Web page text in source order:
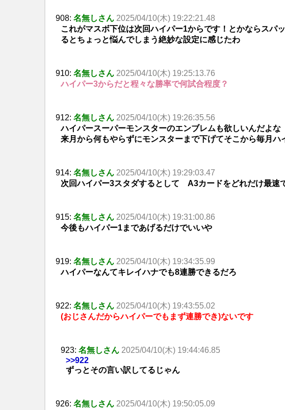
908: 名無しさん 2025/04/10(木) 19:22:21.48
これがマスボ下位は次回ハイパー1からです！とかならスパ
るとちょっと悩んでしまう絶妙な設定に感じたわ
910: 名無しさん 2025/04/10(木) 19:25:13.76
ハイパー3からだと程々な勝率で何試合程度？
912: 名無しさん 2025/04/10(木) 19:26:35.56
ハイパースーパーモンスターのエンブレムも欲しいんだよな
来月から何もやらずにモンスターまで下げてそこから毎月
914: 名無しさん 2025/04/10(木) 19:29:03.47
次回ハイパー3スタダするとして A3カードをどれだけ最速
915: 名無しさん 2025/04/10(木) 19:31:00.86
今後もハイパー1まであげるだけでいいや
919: 名無しさん 2025/04/10(木) 19:34:35.99
ハイパーなんてキレイハナでも8連勝できるだろ
922: 名無しさん 2025/04/10(木) 19:43:55.02
(おじさんだからハイパーでもまず連勝でき)ないです
923: 名無しさん 2025/04/10(木) 19:44:46.85
>>922
ずっとその言い訳してるじゃん
926: 名無しさん 2025/04/10(木) 19:50:05.09